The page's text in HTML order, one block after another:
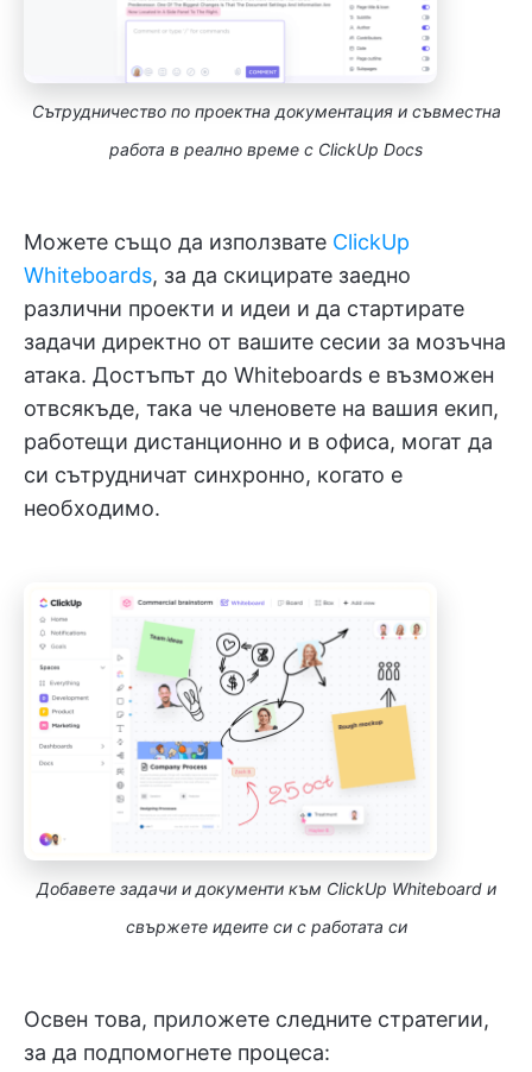
Сътрудничество по проектна документация и съвместна
работа в реално време с ClickUp Docs
Можете също да използвате ClickUp
Whiteboards, за да скицирате заедно
различни проекти и идеи и да стартирате
задачи директно от вашите сесии за мозъчна
атака. Достъпът до Whiteboards е възможен
отвсякъде, така че членовете на вашия екип,
работещи дистанционно и в офиса, могат да
си сътрудничат синхронно, когато е
необходимо.
Добавете задачи и документи към ClickUp Whiteboard и
свържете идеите си с работата си
Освен това, приложете следните стратегии,
за да подпомогнете процеса: